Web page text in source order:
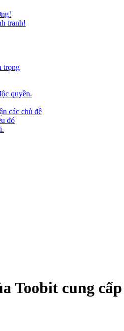
tranh!
trọng
quyền.
các chủ đề
đó
Toobit cung cấp